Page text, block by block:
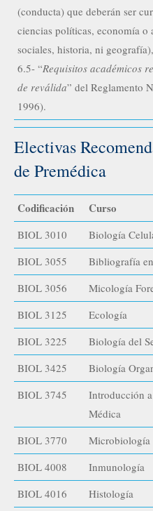
(conducta) que deberán ser
ciencias políticas, economía
sociales, historia, ni
6.5- “Requisitos académicos
de reválida” del Reglamento
1996).
Electivas
de Premédica
Codificación Curso
BIOL 3010 Biología
BIOL 3055
Bibliografía
BIOL 3056
Micología
BIOL 3125
Ecología
BIOL 3225
Biología del
BIOL 3425
Biología
BIOL 3745
Introducción
Médica
BIOL 3770 Microbiología
BIOL 4008
Inmunología
BIOL 4016
Histología